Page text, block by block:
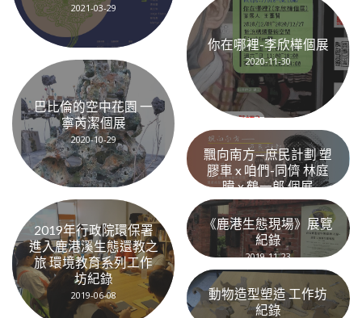
2021-03-29
你在哪裡-李欣樺個展
2020-11-30
巴比倫的空中花園 一
寧芮潔個展
2020-10-29
飄向南方—庶民計劃 塑
膠車 x 咱們-同儕 林庭
暐 x 鶴一郎 個展
2020-10-14
《鹿港生態現場》展覽
紀錄
2019-11-23
2019年行政院環保署
進入鹿港溪生態還教之
旅 環境教育系列工作
坊紀錄
2019-06-08
動物造型塑造 工作坊
紀錄